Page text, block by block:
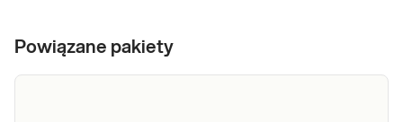
Powiązane pakiety